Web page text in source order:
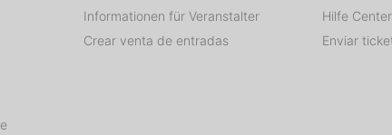
Informationen für Veranstalter
Crear venta de entradas
Hilfe
Enviar